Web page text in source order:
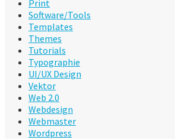
Print
Software/Tools
Templates
Themes
Tutorials
Typographie
UI/UX Design
Vektor
Web 2.0
Webdesign
Webmaster
Wordpress